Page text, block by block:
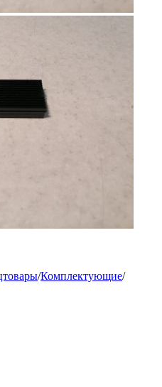
/Комплектующие/